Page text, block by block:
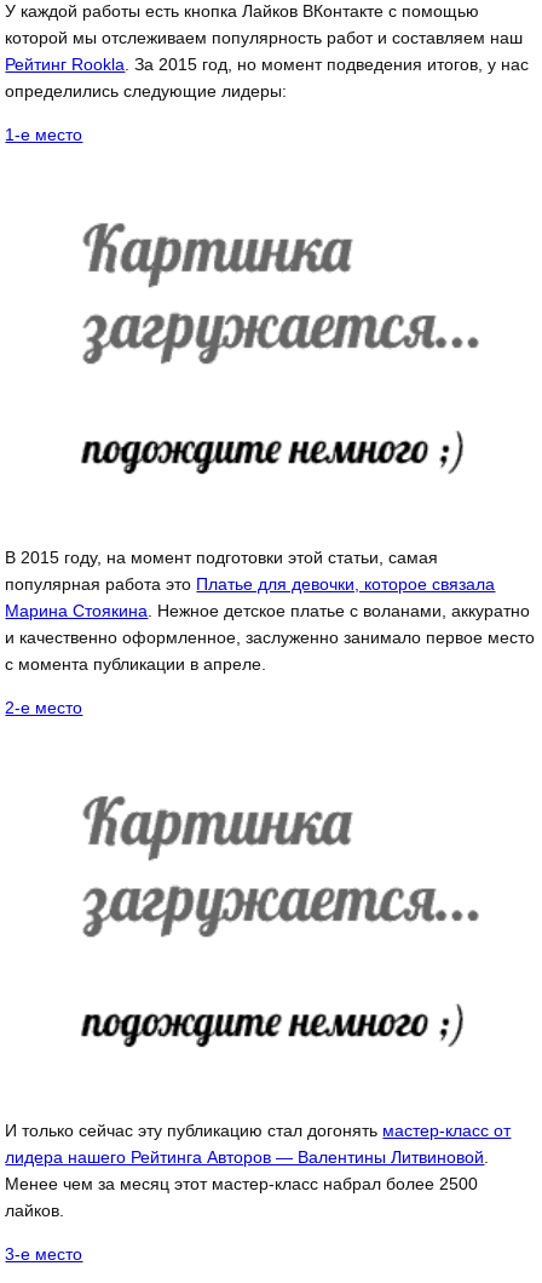
У каждой работы есть кнопка Лайков ВКонтакте с помощью
которой мы отслеживаем популярность работ и составляем наш
Рейтинг Rookla . За 2015 год, но момент подведения итогов, у нас
определились следующие лидеры:
1-е место
В 2015 году, на момент подготовки этой статьи, самая
популярная работа это Платье для девочки, которое связала
Марина Стоякина . Нежное детское платье с воланами, аккуратно
и качественно оформленное, заслуженно занимало первое место
с момента публикации в апреле.
2-е место
И только сейчас эту публикацию стал догонять мастер-класс от
лидера нашего Рейтинга Авторов — Валентины Литвиновой
Менее чем за месяц этот мастер-класс набрал более 2500
лайков.
3-е место